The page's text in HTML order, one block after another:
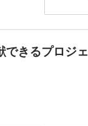
きるプロジ